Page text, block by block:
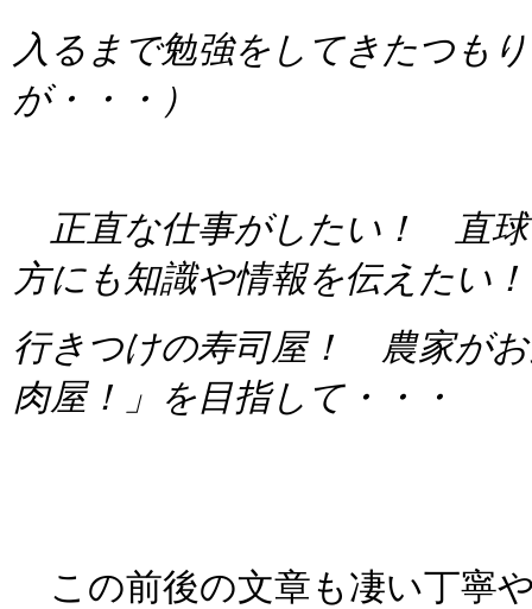
入るまで勉強をしてきたつも
が・・・）
正直な仕事がしたい！ 直
方にも知識や情報を伝えたい
行きつけの寿司屋！ 農家が
肉屋！」を目指して・・・
この前後の文章も凄い丁寧